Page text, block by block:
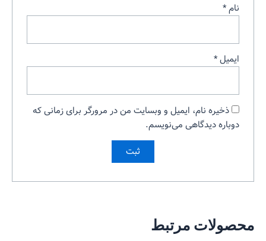
نام*
ایمیل*
ذخیره نام، ایمیل و وبسایت من در مرورگر برای زمانی که
دوباره دیدگاهی می‌نویسم.
محصولات مرتبط